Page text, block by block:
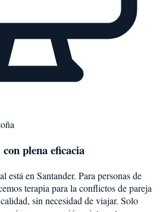
plena eficacia
está en Santander. Para personas de
terapia para la conflictos de pareja
sin necesidad de viajar. Solo